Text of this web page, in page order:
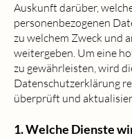
Auskunft darüber,
personenbezogenen
zu welchem Zweck und
weitergeben. Um eine
zu gewährleisten, wird
Datenschutzerklärung
überprüft und
1. Welche Dienste